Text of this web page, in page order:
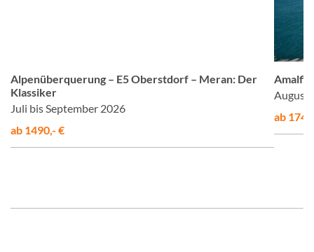
Alpenüberquerung – E5 Oberstdorf – Meran: Der
Klassiker
Juli bis September 2026
ab 1490,- €
Amalfis
August
ab